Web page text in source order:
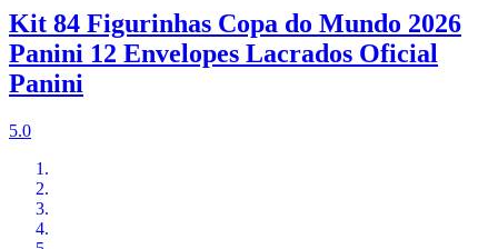
Kit 84 Figurinhas Copa do Mundo 2026
Panini 12 Envelopes Lacrados Oficial
Panini
5.0